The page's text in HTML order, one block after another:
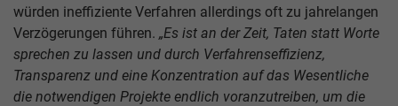
würden ineffiziente Verfahren allerdings oft zu jahrelangen
Verzögerungen führen. „Es ist an der Zeit, Taten statt Worte
sprechen zu lassen und durch Verfahrenseffizienz,
Transparenz und eine Konzentration auf das Wesentliche
die notwendigen Projekte endlich voranzutreiben, um die